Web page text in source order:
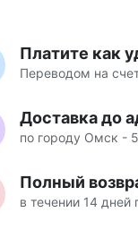
Платите как
Переводом на
Доставка до
по городу Омск -
Полный
в течении 14 дней